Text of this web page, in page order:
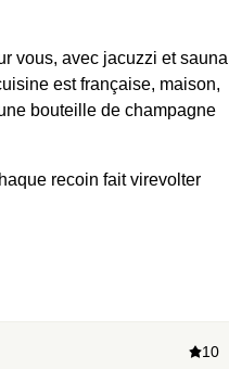
vous, avec jacuzzi et
est française, maison,
bouteille de champagne
recoin fait virevolter
10